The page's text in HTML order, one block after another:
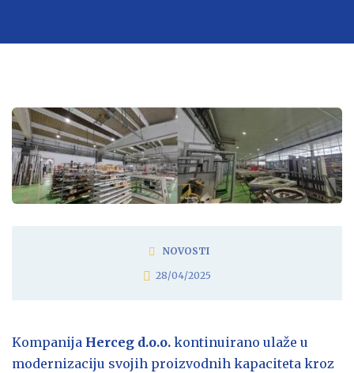
NOVOSTI
28/04/2025
Kompanija Herceg d.o.o. kontinuirano ulaže u
modernizaciju svojih proizvodnih kapaciteta kroz